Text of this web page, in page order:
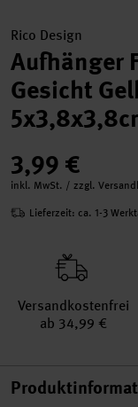
Rico Design
Aufhänger
Gesicht
3,99 €
inkl. MwSt. / zzgl.
Lieferzeit: ca. 1-3
Versand­kosten­frei
ab 34,99 €